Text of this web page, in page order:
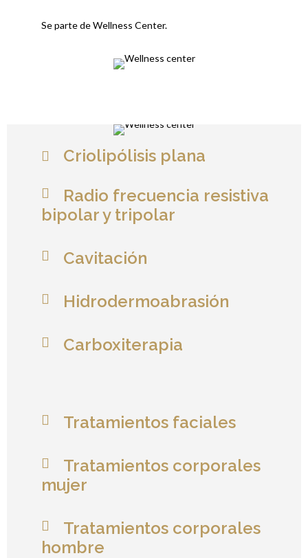
Se parte de Wellness Center.
Criolipólisis plana
Radio frecuencia resistiva
bipolar y tripolar
Cavitación
Hidrodermoabrasión
Carboxiterapia
Tratamientos faciales
Tratamientos corporales
mujer
Tratamientos corporales
hombre